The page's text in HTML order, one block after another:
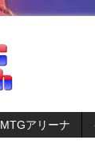
MTGアリーナ